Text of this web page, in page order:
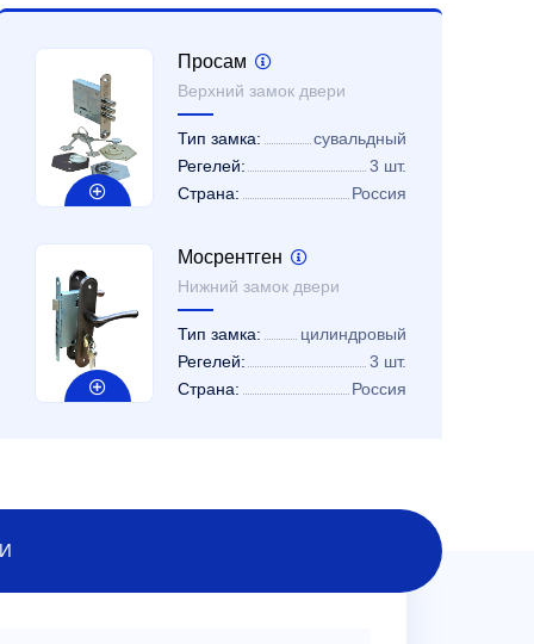
Просам
Верхний замок двери
Тип замка:
сувальдный
Регелей:
3 шт.
Страна:
Россия
Мосрентген
Нижний замок двери
Тип замка:
цилиндровый
Регелей:
3 шт.
Страна:
Россия